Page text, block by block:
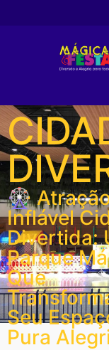
🎡
Inflável
Divertida:
Parque
Que
Seu
Pura